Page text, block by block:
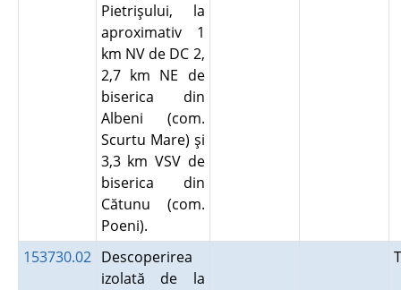
Pietrişului, la
aproximativ 1
km NV de DC 2,
2,7 km NE de
biserica din
Albeni (com.
Scurtu Mare) şi
3,3 km VSV de
biserica din
Cătunu (com.
Poeni).
153730.02 Descoperirea
izolată de la